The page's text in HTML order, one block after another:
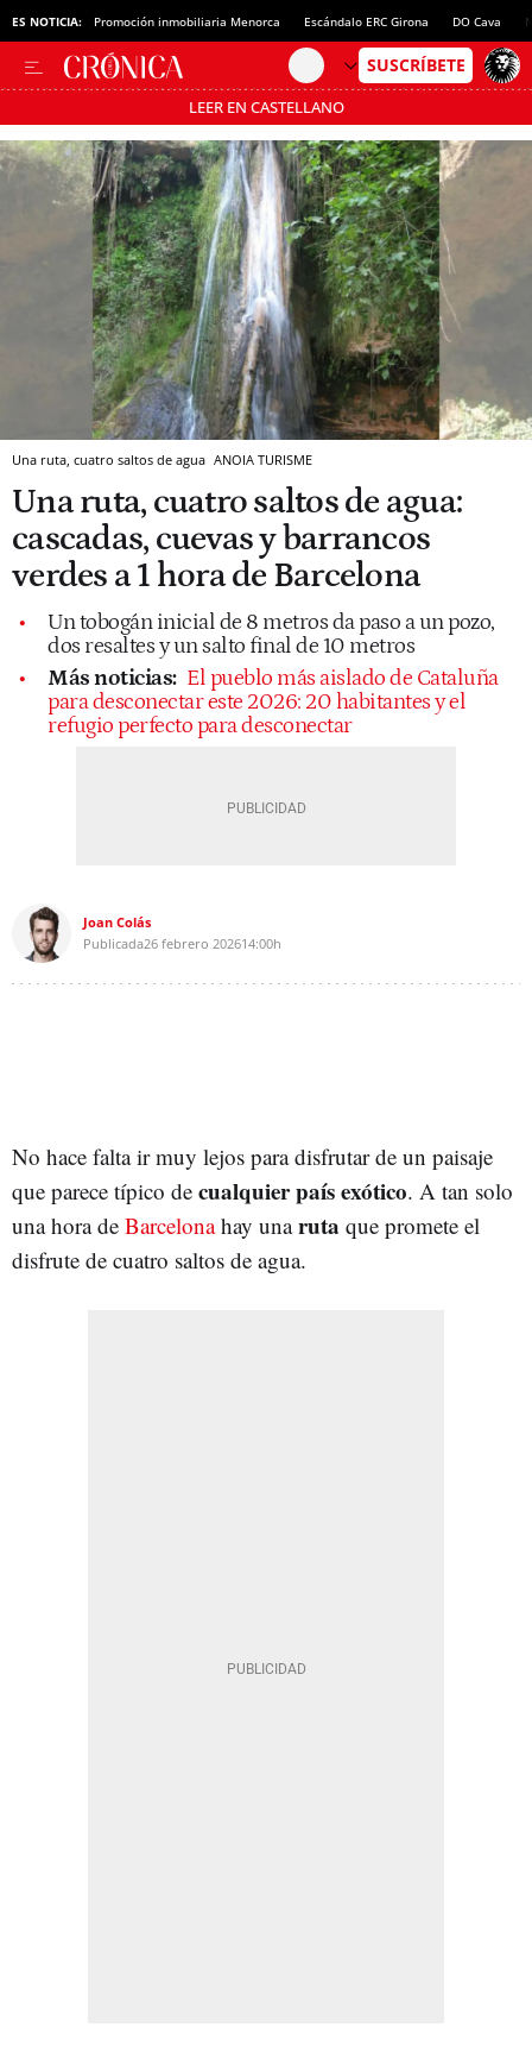
ES NOTICIA: Promoción inmobiliaria Menorca Escándalo ERC Girona DO Cava
LEER EN CASTELLANO
Pásate al MODO AHORRO
Una ruta, cuatro saltos de agua ANOIA TURISME
Una ruta, cuatro saltos de agua:
cascadas, cuevas y barrancos
verdes a 1 hora de Barcelona
Un tobogán inicial de 8 metros da paso a un pozo,
dos resaltes y un salto final de 10 metros
Más noticias: El pueblo más aislado de Cataluña
para desconectar este 2026: 20 habitantes y el
refugio perfecto para desconectar
Joan Colás
Publicada26 febrero 202614:00h
No hace falta ir muy lejos para disfrutar de un paisaje
que parece típico de cualquier país exótico. A tan solo
una hora de Barcelonahay unaruta que promete el
disfrute de cuatro saltos de agua.